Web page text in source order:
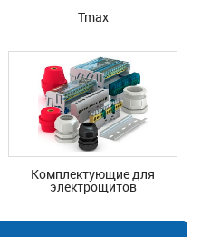
Tmax
Комплектующие для
электрощитов